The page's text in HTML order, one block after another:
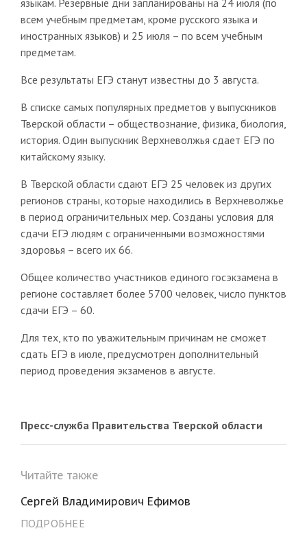
всем учебным предметам, кроме русского языка и
иностранных языков) и 25 июля – по всем учебным
предметам.
Все результаты ЕГЭ станут известны до 3 августа.
В списке самых популярных предметов у выпускников
Тверской области – обществознание, физика, биология,
история. Один выпускник Верхневолжья сдает ЕГЭ по
китайскому языку.
В Тверской области сдают ЕГЭ 25 человек из других
регионов страны, которые находились в Верхневолжье
в период ограничительных мер. Созданы условия для
сдачи ЕГЭ людям с ограниченными возможностями
здоровья – всего их 66.
Общее количество участников единого госэкзамена в
регионе составляет более 5700 человек, число пунктов
сдачи ЕГЭ – 60.
Для тех, кто по уважительным причинам не сможет
сдать ЕГЭ в июле, предусмотрен дополнительный
период проведения экзаменов в августе.
Пресс-служба Правительства Тверской области
Читайте также
Сергей Владимирович Ефимов
ПОДРОБНЕЕ